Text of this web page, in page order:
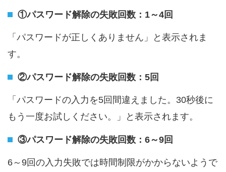
①パスワード解除の失敗回数：1～4回
「パスワードが正しくありません」と表示されま
す。
②パスワード解除の失敗回数：5回
「パスワードの入力を5回間違えました。30秒後に
もう一度お試しください。」と表示されます。
③パスワード解除の失敗回数：6～9回
6～9回の入力失敗では時間制限がかからないようで